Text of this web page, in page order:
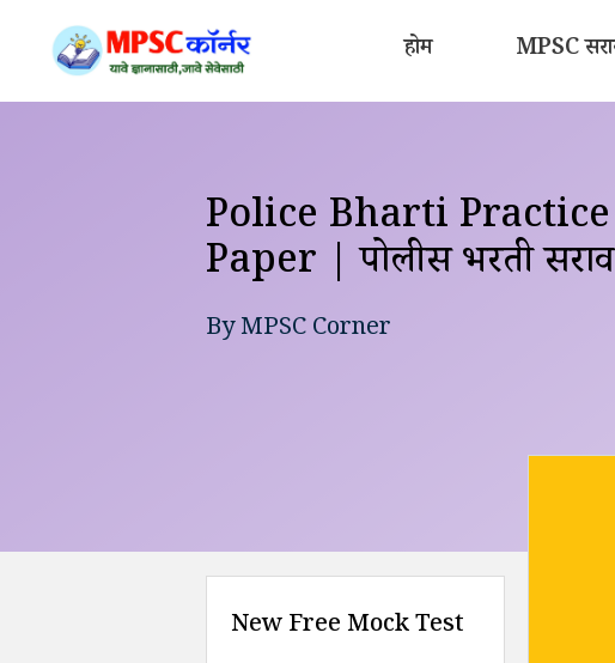
content
होम MPSC
Police Bharti
Paper | पोलीस भरती
ByMPSC Corner
New Free Mock Test